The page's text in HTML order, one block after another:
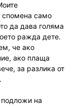
спомена само
да дава голяма
ражда дете.
че ако
ако плаща
за разлика от
подложи на